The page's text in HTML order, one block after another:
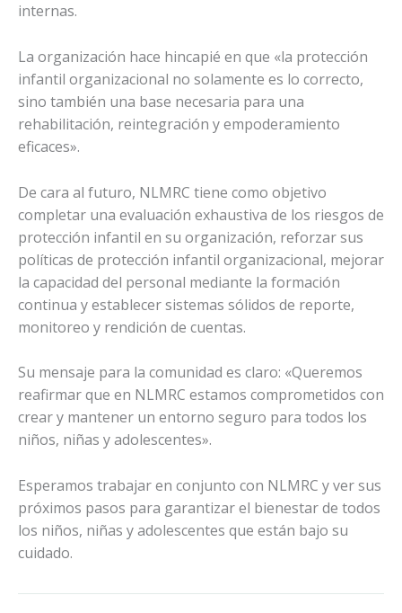
internas.
La organización hace hincapié en que «la protección
infantil organizacional no solamente es lo correcto,
sino también una base necesaria para una
rehabilitación, reintegración y empoderamiento
eficaces».
De cara al futuro, NLMRC tiene como objetivo
completar una evaluación exhaustiva de los riesgos de
protección infantil en su organización, reforzar sus
políticas de protección infantil organizacional, mejorar
la capacidad del personal mediante la formación
continua y establecer sistemas sólidos de reporte,
monitoreo y rendición de cuentas.
Su mensaje para la comunidad es claro: «Queremos
reafirmar que en NLMRC estamos comprometidos con
crear y mantener un entorno seguro para todos los
niños, niñas y adolescentes».
Esperamos trabajar en conjunto con NLMRC y ver sus
próximos pasos para garantizar el bienestar de todos
los niños, niñas y adolescentes que están bajo su
cuidado.